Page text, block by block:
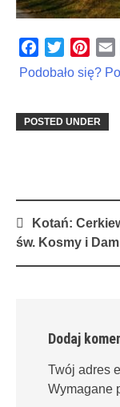
Facebook
Twitter
Podobało się?
POSTED UNDER
Post
navigation
Kotań:
św. Kosmy i
Dodaj
Twój adres
Wymagane